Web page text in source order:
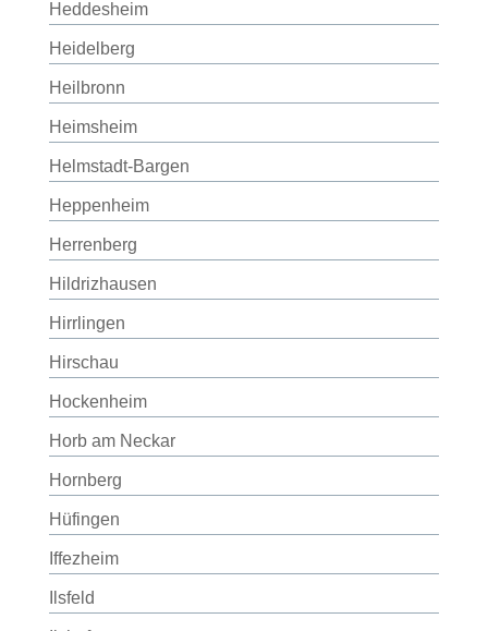
Heddesheim
Heidelberg
Heilbronn
Heimsheim
Helmstadt-Bargen
Heppenheim
Herrenberg
Hildrizhausen
Hirrlingen
Hirschau
Hockenheim
Horb am Neckar
Hornberg
Hüfingen
Iffezheim
Ilsfeld